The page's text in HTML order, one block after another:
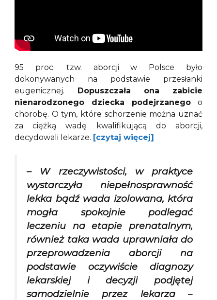
95 proc. tzw. aborcji w Polsce było
dokonywanych na podstawie przesłanki
eugenicznej. Dopuszczała ona zabicie
nienarodzonego dziecka podejrzanego o
chorobę. O tym, które schorzenie można uznać
za ciężką wadę kwalifikującą do aborcji,
decydowali lekarze. [czytaj więcej]
– W rzeczywistości, w praktyce
wystarczyła niepełnosprawność
lekka bądź wada izolowana, która
mogła spokojnie podlegać
leczeniu na etapie prenatalnym,
również taka wada uprawniała do
przeprowadzenia aborcji na
podstawie oczywiście diagnozy
lekarskiej i decyzji podjętej
samodzielnie przez lekarza –